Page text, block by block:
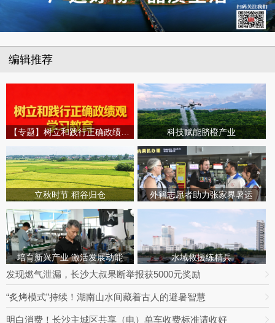
编辑推荐
【专题】树立和践行正确政绩观学习教育 科技赋能脐橙产业
立秋时节 稻谷归仓 外籍志愿者助力张家界暑运
培育新兴产业 激活发展动能 水域救援练精兵
发现燃气泄漏，长沙大叔果断举报获5000元奖励
“炙烤模式”持续！湖南山水间藏着古人的避暑智慧
明白消费！长沙主城区共享（电）单车收费标准请收好